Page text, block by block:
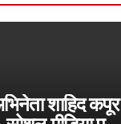
शाहिद कपूर